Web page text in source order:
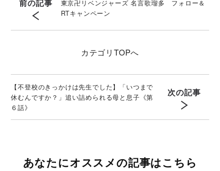
前の記事
東京卍リベンジャーズ 名言歌瑠多 フォロー＆
RTキャンペーン
カテゴリ TOPへ
【不登校のきっかけは先生でした】「いつまで
休むんですか？」追い詰められる母と息子《第
６話》
次の記事
あなたにオススメの記事はこちら